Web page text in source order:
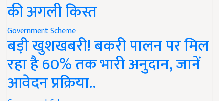
की अगली किस्त
Government Scheme
बड़ी खुशखबरी! बकरी पालन पर मिल
रहा है 60% तक भारी अनुदान, जानें
आवेदन प्रक्रिया..